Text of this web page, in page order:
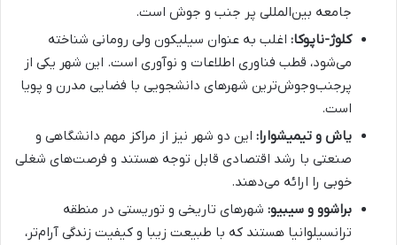
جامعه بین‌المللی پر جنب و جوش است.
کلوژ-ناپوکا: اغلب به عنوان سیلیکون ولی رومانی شناخته
می‌شود، قطب فناوری اطلاعات و نوآوری است. این شهر یکی از
پرجنب‌وجوش‌ترین شهرهای دانشجویی با فضایی مدرن و پویا
است.
یاش و تیمیشوارا: این دو شهر نیز از مراکز مهم دانشگاهی و
صنعتی با رشد اقتصادی قابل توجه هستند و فرصت‌های شغلی
خوبی را ارائه می‌دهند.
براشوو و سیبیو: شهرهای تاریخی و توریستی در منطقه
ترانسیلوانیا هستند که با طبیعت زیبا و کیفیت زندگی آرام‌تر،